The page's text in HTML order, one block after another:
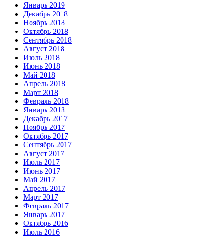
Январь 2019
Декабрь 2018
Ноябрь 2018
Октябрь 2018
Сентябрь 2018
Август 2018
Июль 2018
Июнь 2018
Май 2018
Апрель 2018
Март 2018
Февраль 2018
Январь 2018
Декабрь 2017
Ноябрь 2017
Октябрь 2017
Сентябрь 2017
Август 2017
Июль 2017
Июнь 2017
Май 2017
Апрель 2017
Март 2017
Февраль 2017
Январь 2017
Октябрь 2016
Июль 2016